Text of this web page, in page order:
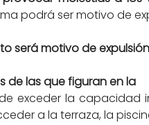
podrá ser motivo de
será motivo de
de las que figuran en la
exceder la
a la terraza, la